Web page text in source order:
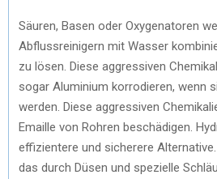
Säuren, Basen oder Oxygenatoren
Abflussreinigern mit Wasser
zu lösen. Diese aggressiven
sogar Aluminium korrodieren, wenn
werden. Diese aggressiven
Emaille von Rohren beschädigen.
effizientere und sicherere
das durch Düsen und spezielle